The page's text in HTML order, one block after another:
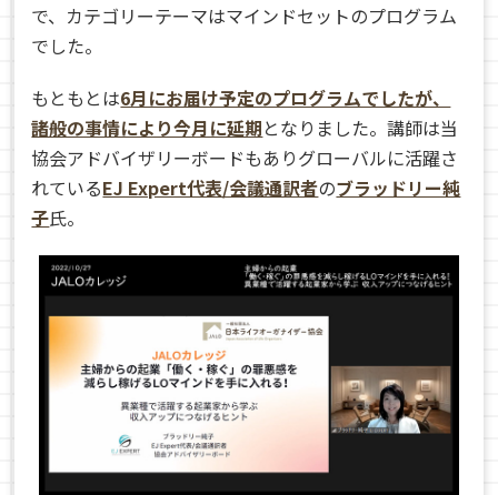
で、カテゴリーテーマはマインドセットのプログラム
でした。
もともとは6月にお届け予定のプログラムでしたが、
諸般の事情により今月に延期となりました。講師は当
協会アドバイザリーボードもありグローバルに活躍さ
れているEJ Expert代表/会議通訳者のブラッドリー純
子氏。